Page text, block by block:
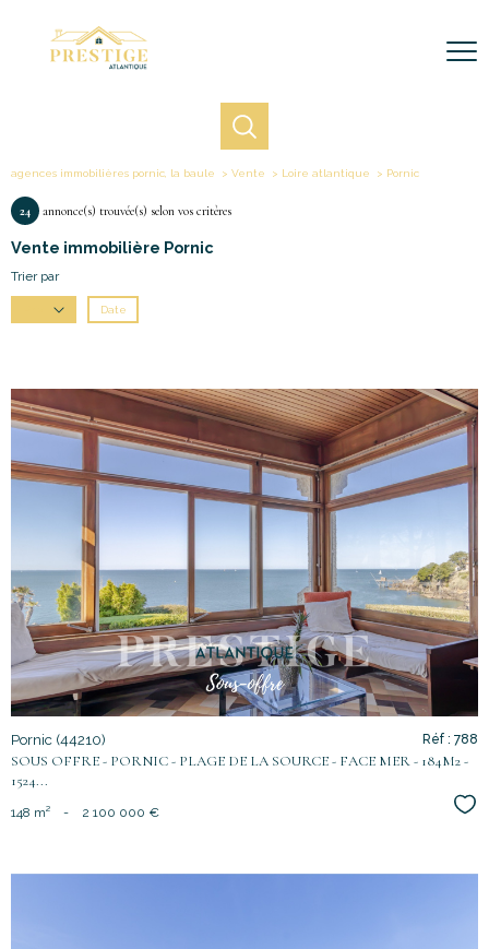
agences immobilières pornic, la baule Vente Loire atlantique Pornic
24 annonce(s) trouvée(s) selon vos critères
Vente immobilière Pornic
Trier par
Date
voir le
bien
Pornic (44210)
SOUS OFFRE - PORNIC - PLAGE DE LA SOURCE - FACE MER - 184M2 -
1524...
Réf : 788
148 m² - 2 100 000 €